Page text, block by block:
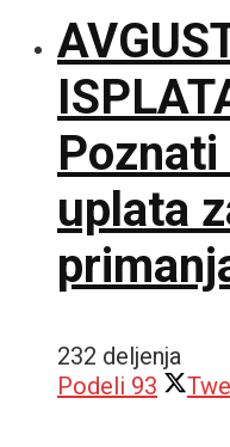
uplata
232 deljenja
Podeli 93